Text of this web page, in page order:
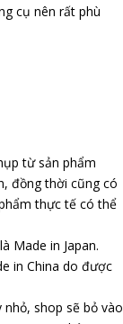
cụ nên rất phù
từ sản phẩm
đồng thời cũng có
thực tế có thể
Made in Japan.
in China do được
shop sẽ bỏ vào